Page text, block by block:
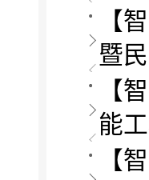
【
暨
【
能
【